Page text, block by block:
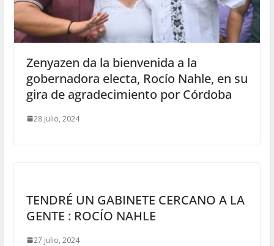
Zenyazen da la bienvenida a la
gobernadora electa, Rocío Nahle, en su
gira de agradecimiento por Córdoba
28 julio, 2024
TENDRÉ UN GABINETE CERCANO A LA
GENTE : ROCÍO NAHLE
27 julio, 2024